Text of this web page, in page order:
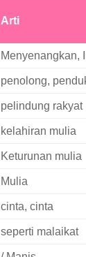
Arti
Menyenangkan,
penolong,
pelindung rakyat
kelahiran mulia
Keturunan mulia
Mulia
cinta, cinta
seperti malaikat